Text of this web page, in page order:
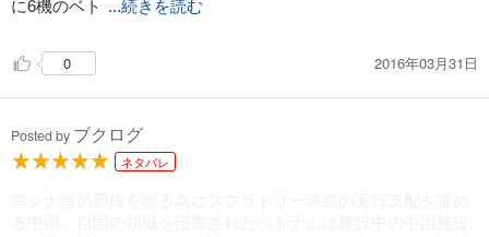
に6機のベト
...続きを読む
0 2016年03月31日
Posted by ブクログ
ネタバレ